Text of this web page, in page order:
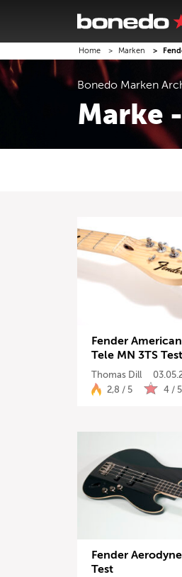
Home Marken
Bonedo Marken
Marke
Fender
Tele MN 3TS Test
Thomas Dill
2,8 / 5
4 / 5
Fender
Test